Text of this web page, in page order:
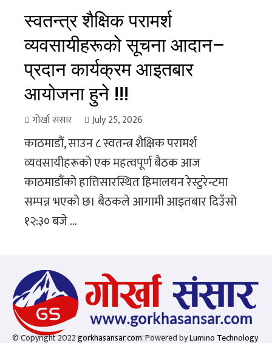
स्वतन्त्र शैक्षिक परामर्श
व्यवसायीहरूको सूचना आदान–
प्रदान कार्यक्रम आइतबार
आयोजना हुने !!!
गोर्खा संसार July 25, 2026
काठमाडौं, साउन ८ स्वतन्त्र शैक्षिक परामर्श
व्यवसायीहरूको एक महत्वपूर्ण बैठक आज
काठमाडौंको हात्तिसारस्थित हिमालयन रेस्टुरेन्टमा
सम्पन्न भएको छ। बैठकले आगामी आइतबार दिउँसो
१२:३० बजे ...
© Copyright 2022gorkhasansar.com. Powered byLumino Technology